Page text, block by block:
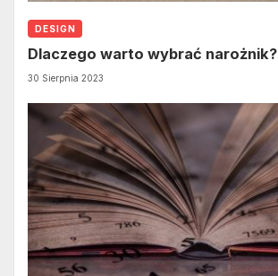
DESIGN
Dlaczego warto wybrać narożnik?
30 Sierpnia 2023